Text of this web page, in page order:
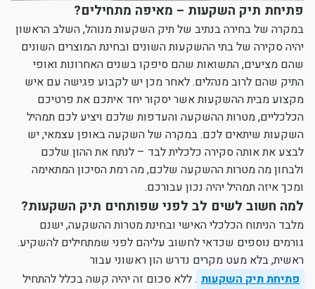
פתיחת תיק השקעות – מאיפה מתחילים?
במקרה של בחירה בנתיב של תיק השקעות מנוהל, השלב הראשון
יהיה סקירה של בתי ההשקעות השונים ובחינת המוצרים השונים
שהם מציעים, התשואות שהם סיפקו בשנים האחרונות ואופי
התיק שהם לרוב מנהלים. לאחר מכן יש לקבוע פגישה עם איש
מקצוע מבית ההשקעות אשר יסקור יחד איתכם את פרטיכם
הכלכליים, מטרות ההשקעה והעדפות שלכם ויציע לכם תמהיל
השקעות שיתאים לכם. במקרה של השקעה באופן עצמאי, יש
לבצע את אותה סקירה כלכלית לבד – לנתח את ההון שלכם
ולבחון מה מטרות ההשקעה שלכם, מה רמת הסיכון המתאימה
ומכך איזה תמהיל יהיה נכון עבורכם.
למה חשוב לשים לב לפני שפותחים תיק השקעות?
מלבד הניתוח הכלכלי האישי ובחינת מטרות ההשקעה, ישנם
גורמים נוספים שכדאי לחשוב עליהם לפני שמתחילים להשקיע.
ראשית, בלא מעט מקרים נדרש הון ראשוני עבור
פתיחת תיק השקעות . ללא סכום זה יהיה קשה בכלל להתחיל